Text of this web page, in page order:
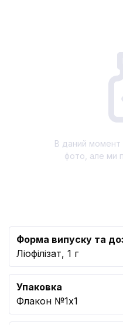
В даний момент
фото, але ми
Форма випуску та
Ліофілізат, 1 г
Упаковка
Флакон №1x1